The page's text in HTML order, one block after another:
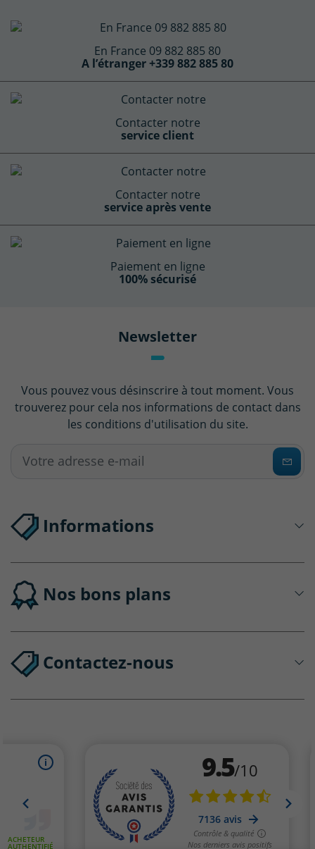
En France 09 882 885 80
A l’étranger +339 882 885 80
Contacter notre
service client
Contacter notre
service après vente
Paiement en ligne
100% sécurisé
Newsletter
Vous pouvez vous désinscrire à tout moment. Vous
trouverez pour cela nos informations de contact dans
les conditions d'utilisation du site.
Informations
Nos bons plans
Contactez-nous